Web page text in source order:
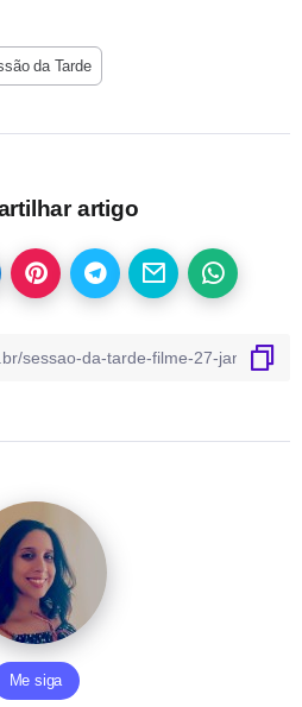
da Tarde
artigo
Me siga